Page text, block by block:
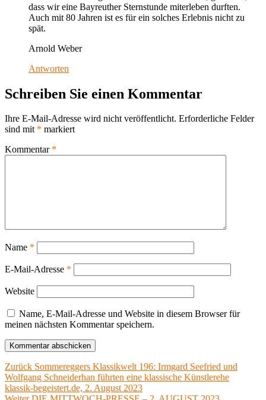
dass wir eine Bayreuther Sternstunde miterleben durften.
Auch mit 80 Jahren ist es für ein solches Erlebnis nicht zu
spät.
Arnold Weber
Antworten
Schreiben Sie einen Kommentar
Ihre E-Mail-Adresse wird nicht veröffentlicht. Erforderliche Felder
sind mit * markiert
Kommentar *
Name *
E-Mail-Adresse *
Website
Name, E-Mail-Adresse und Website in diesem Browser für
meinen nächsten Kommentar speichern.
Beitragsnavigation
Zurück Vorheriger
Beitrag:
Sommereggers Klassikwelt 196: Irmgard Seefried und
Wolfgang Schneiderhan führten eine klassische Künstlerehe
klassik-begeistert.de, 2. August 2023